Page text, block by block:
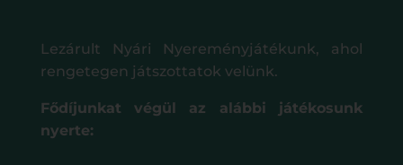
Lezárult Nyári Nyereményjátékunk, ahol
rengetegen játszottatok velünk.
Fődíjunkat végül az alábbi játékosunk
nyerte: